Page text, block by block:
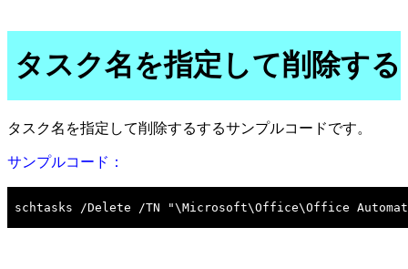
タスク名を指定して削除する
タスク名を指定して削除するするサンプルコードです。
サンプルコード：